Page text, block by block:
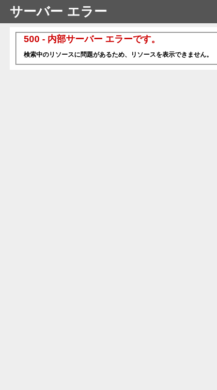
サーバー エラー
500 - 内部サーバー エラーです。
検索中のリソースに問題があるため、リソースを表示できません。